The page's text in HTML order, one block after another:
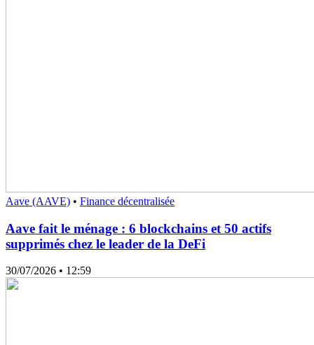
Aave (AAVE) • Finance décentralisée
Aave fait le ménage : 6 blockchains et 50 actifs
supprimés chez le leader de la DeFi
30/07/2026 • 12:59